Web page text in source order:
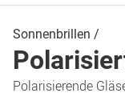
Sonnenbrillen
Polarisierende